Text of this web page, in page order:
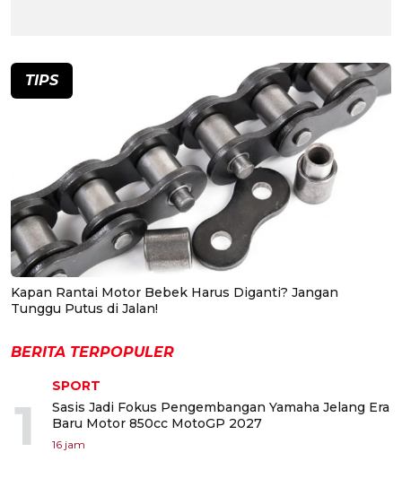
TIPS
Kapan Rantai Motor Bebek Harus Diganti? Jangan
Tunggu Putus di Jalan!
BERITA TERPOPULER
1
SPORT
Sasis Jadi Fokus Pengembangan Yamaha Jelang Era
Baru Motor 850cc MotoGP 2027
16 jam